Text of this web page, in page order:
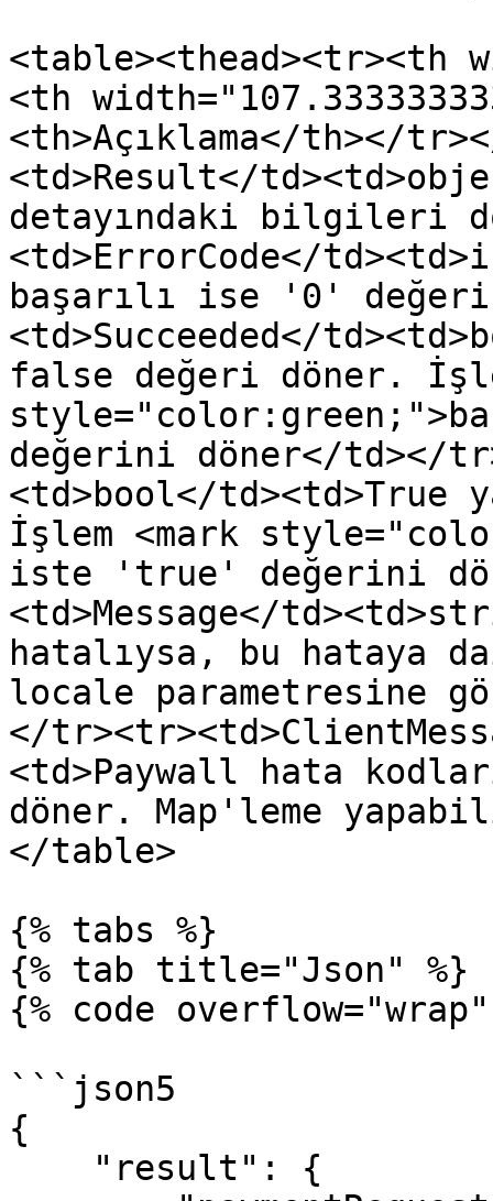
<table><thead><tr><th
<th
<th>Açıklama</th></
<td>Result</
detayındaki bilgileri
<td>ErrorCode</
başarılı ise '0'
<td>Succeeded</
false değeri döner.
değerini döner</td></
<td>bool</
İşlem <mark
iste 'true' değerini
<td>Message</
hatalıysa, bu hataya
locale parametresine
</
<td>Paywall hata
döner. Map'leme
</table>
{% tabs %}
{% tab title="Json" %}
{% code
```json5
{